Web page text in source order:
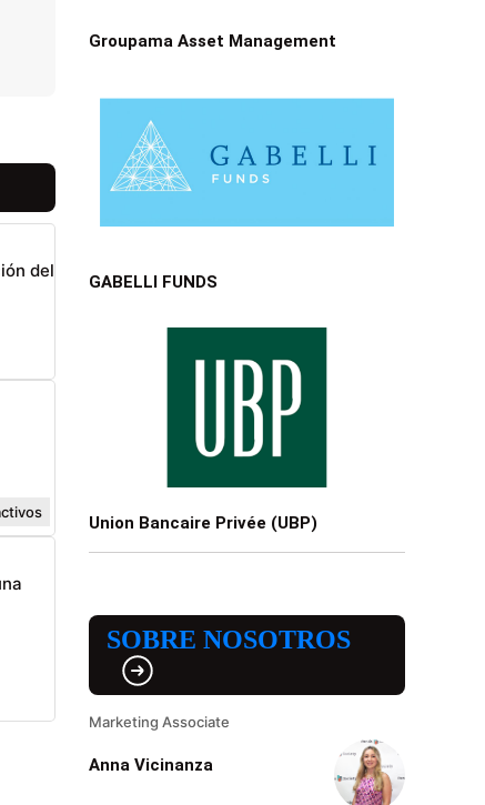
del
Groupama Asset Management
GABELLI FUNDS
Union Bancaire Privée (UBP)
SOBRE NOSOTROS
Marketing Associate
Anna Vicinanza